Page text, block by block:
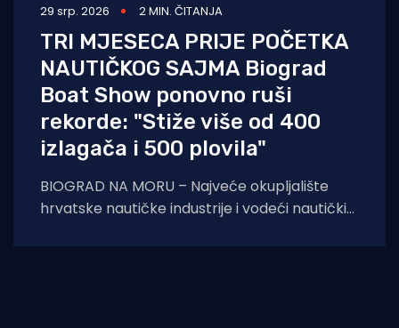
29 srp. 2026 2 MIN. ČITANJA
TRI MJESECA PRIJE POČETKA
NAUTIČKOG SAJMA Biograd
Boat Show ponovno ruši
rekorde: "Stiže više od 400
izlagača i 500 plovila"
BIOGRAD NA MORU – Najveće okupljalište
hrvatske nautičke industrije i vodeći nautički